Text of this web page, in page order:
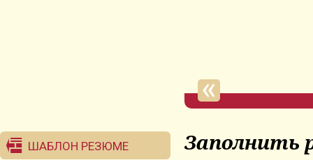
ШАБЛОН РЕЗЮМЕ Заполнить